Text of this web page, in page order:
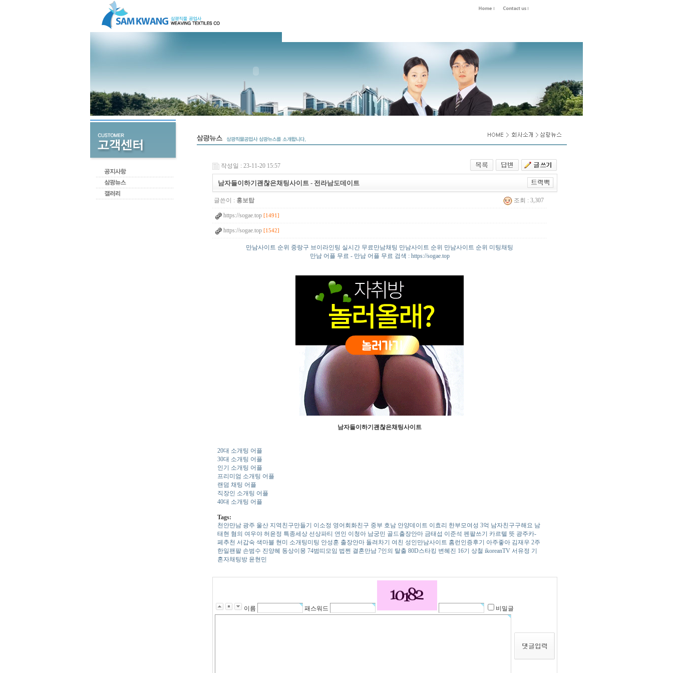
작성일 : 23-11-20 15:57
남자들이하기괜찮은채팅사이트 - 전­라­남­도­데­이­트
글쓴이 : 홍보탑 조회 : 3,307
https://sogae.top [1491]
https://sogae.top [1542]
만남사이트 순위 중랑구 브이라인팅 실시간 무료만남채팅 만남사이트 순위 만남사이트 순위 미팅채팅
만남 어플 무료 - 만남 어플 무료 검색 : https://sogae.top
남자들이하기괜찮은채팅사이트
20대 소개팅 어플
30대 소개팅 어플
인기 소개팅 어플
프리미엄 소개팅 어플
랜덤 채팅 어플
직장인 소개팅 어플
40대 소개팅 어플
Tags:
천­안­만­남 광주 울산 지­역­친­구­만­들­기 이소정 영­어­회­화­친­구 중부 호남 안­양­데­이­트 이효리 한부모여성 3억 남­자­친­구­구­해­요 남
태현 혐의 여우야 허윤정 특종세상 선상파티 연인 이청아 남궁민 골드출장안마 금태섭 이준석 펜­팔­쓰­기 카르텔 뜻 광­주­카­
페­추­천 서갑숙 색­마­블 현미 소개팅미팅 안성훈 출장안마 돌려차기 여친 성인만남사이트 홈런인증후기 아주좋아 김재우 2주
한일팬팔 손범수 진양혜 동상이몽 74범띠모임 법쩐 결혼만남 7인의 탈출 8­0­D­스­타­킹 변혜진 16기 상철 i­k­o­r­e­a­n­T­V 서유정 기
혼자채팅방 윤현민
이름 패스워드 비밀글